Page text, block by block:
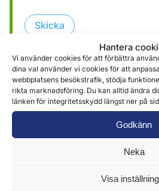
Hantera
Vi använder cookies för att förbättra
dina val använder vi cookies för att
webbplatsens besökstrafik, stödja
rikta marknadsföring. Du kan alltid ändra
länken för integritetsskydd längst ner på
Godkänn
Neka
Visa
Skicka
Liknande produkter